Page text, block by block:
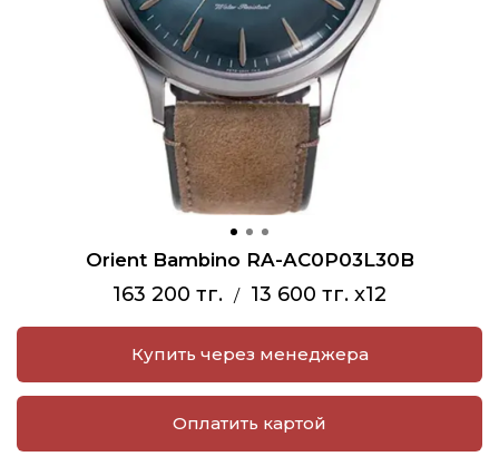
Orient Bambino RA-AC0P03L30B
163 200 тг. / 13 600 тг. x12
Купить через менеджера
Оплатить картой